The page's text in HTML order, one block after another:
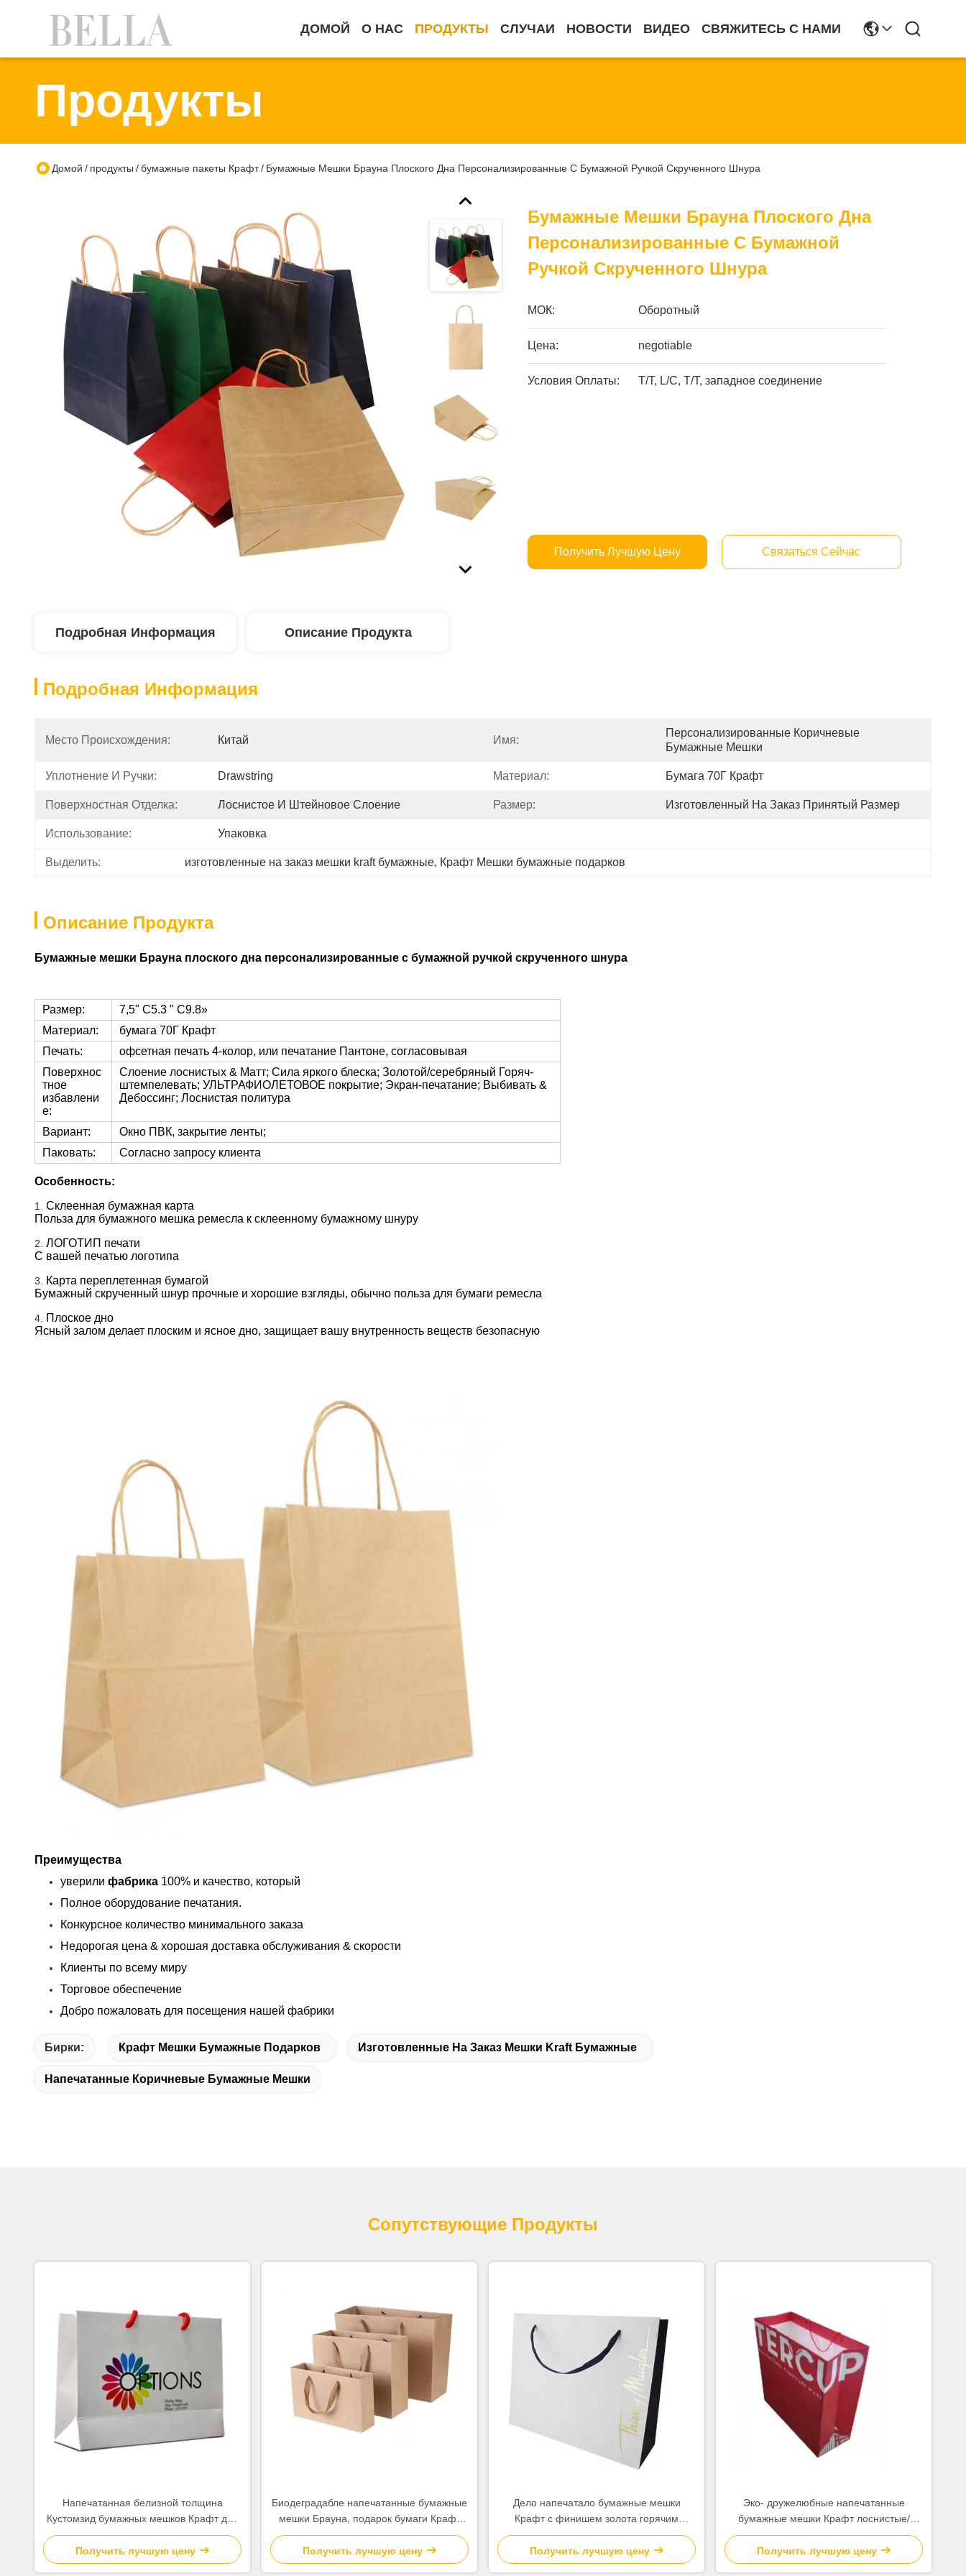
ДОМОЙ О НАС ПРОДУКТЫ СЛУЧАИ НОВОСТИ ВИДЕО СВЯЖИТЕСЬ С НАМИ
Продукты
Домой / продукты /бумажные пакеты Крафт/ Бумажные Мешки Брауна Плоского Дна Персонализированные С Бумажной Ручкой Скрученного Шнура
Бумажные Мешки Брауна Плоского Дна
Персонализированные С Бумажной
Ручкой Скрученного Шнура
МОК: Оборотный
Цена: negotiable
Условия Оплаты: T/T, L/C, T/T, западное соединение
Получить Лучшую Цену Связаться Сейчас
Подробная Информация Описание Продукта
Подробная Информация
Место Происхождения: Китай Имя:
Персонализированные Коричневые
Бумажные Мешки
Уплотнение И Ручки: Drawstring Материал: Бумага 70Г Крафт
Поверхностная Отделка: Лоснистое И Штейновое Слоение Размер: Изготовленный На Заказ Принятый Размер
Использование: Упаковка
Выделить: изготовленные на заказ мешки kraft бумажные, Крафт Мешки бумажные подарков
Описание Продукта
Бумажные мешки Брауна плоского дна персонализированные с бумажной ручкой скрученного шнура
Размер:
7,5" С5.3 " С9.8»
Материал:
бумага 70Г Крафт
Печать:
офсетная печать 4-колор, или печатание Пантоне, согласовывая
Поверхнос
тное
избавлени
е:
Слоение лоснистых & Матт; Сила яркого блеска; Золотой/серебряный Горяч-
штемпелевать; УЛЬТРАФИОЛЕТОВОЕ покрытие; Экран-печатание; Выбивать &
Дебоссинг; Лоснистая политура
Вариант:
Окно ПВК, закрытие ленты;
Паковать:
Согласно запросу клиента
Особенность:
1. Склеенная бумажная карта
Польза для бумажного мешка ремесла к склеенному бумажному шнуру
2. ЛОГОТИП печати
С вашей печатью логотипа
3.
Карта переплетенная бумагой
Бумажный скрученный шнур прочные и хорошие взгляды, обычно польза для бумаги ремесла
4.
Плоское дно
Ясный залом делает плоским и ясное дно, защищает вашу внутренность веществ безопасную
Преимущества
уверили фабрика 100% и качество, который
Полное оборудование печатания.
Конкурсное количество минимального заказа
Недорогая цена & хорошая доставка обслуживания & скорости
Клиенты по всему миру
Торговое обеспечение
Добро пожаловать для посещения нашей фабрики
Бирки: Крафт Мешки Бумажные Подарков Изготовленные На Заказ Мешки Kraft Бумажные
Напечатанные Коричневые Бумажные Мешки
Сопутствующие Продукты
Напечатанная белизной толщина
Кустомзид бумажных мешков Крафт для
продвижения компании
Получить лучшую цену
Биодеградабле напечатанные бумажные
мешки Брауна, подарок бумаги Крафт
кладут высокую стойкость в мешки
Получить лучшую цену
Дело напечатало бумажные мешки
Крафт с финишем золота горячим
штемпелюя поверхностным
Получить лучшую цену
Эко- дружелюбные напечатанные
бумажные мешки Крафт лоснистые/
штейновая отделка поверхности слоения
Получить лучшую цену